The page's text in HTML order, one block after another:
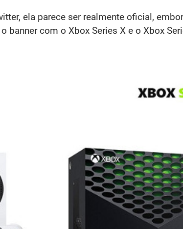
ela parece ser realmente oficial,
banner com o Xbox Series X e o Xbox